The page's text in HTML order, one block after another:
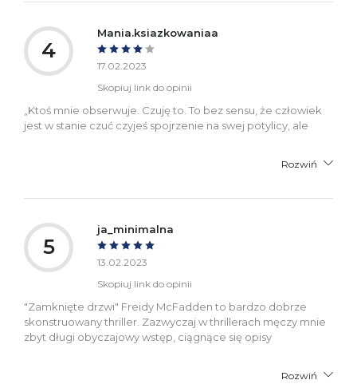
4
Mania.ksiazkowaniaa
17.02.2023
Skopiuj link do opinii
„Ktoś mnie obserwuje. Czuję to. To bez sensu, że człowiek
jest w stanie czuć czyjeś spojrzenie na swej potylicy, ale
Rozwiń
5
ja_minimalna
13.02.2023
Skopiuj link do opinii
"Zamknięte drzwi" Freidy McFadden to bardzo dobrze
skonstruowany thriller. Zazwyczaj w thrillerach męczy mnie
zbyt długi obyczajowy wstęp, ciągnące się opisy
Rozwiń